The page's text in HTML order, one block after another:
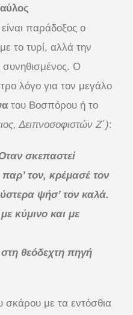
παράδοξος ο
το τυρί, αλλά την
Ο
λόγο για τον μεγάλο
του Βοσπόρου ή το
Δειπνοσοφιστών Ζ΄):
σκεπαστεί
παρ’ τον, κρέμασέ τον
ψήσ’ τον καλά.
κύμινο και με
θεόδεχτη πηγή
σκάρου με τα εντόσθια